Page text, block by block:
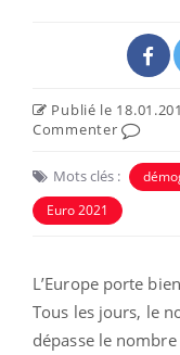
Publié le
Commenter
Mots clés :
Euro 2021
L’Europe porte
Tous les jours, le
dépasse le